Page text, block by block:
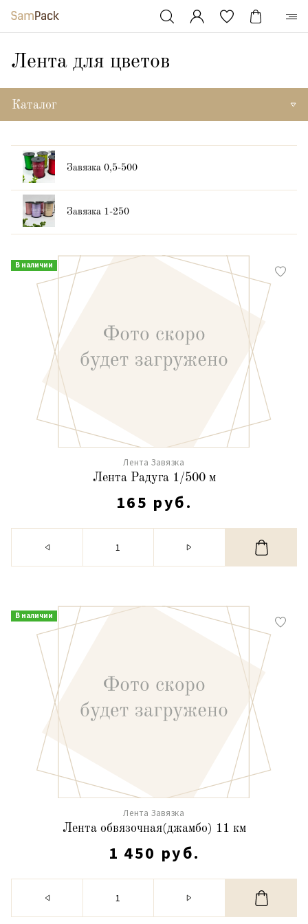
Лента для цветов
Каталог
Завязка 0,5-500
Завязка 1-250
В наличии
Лента Завязка
Лента Радуга 1/500 м
165 руб.
В наличии
Лента Завязка
Лента обвязочная(джамбо) 11 км
1 450 руб.